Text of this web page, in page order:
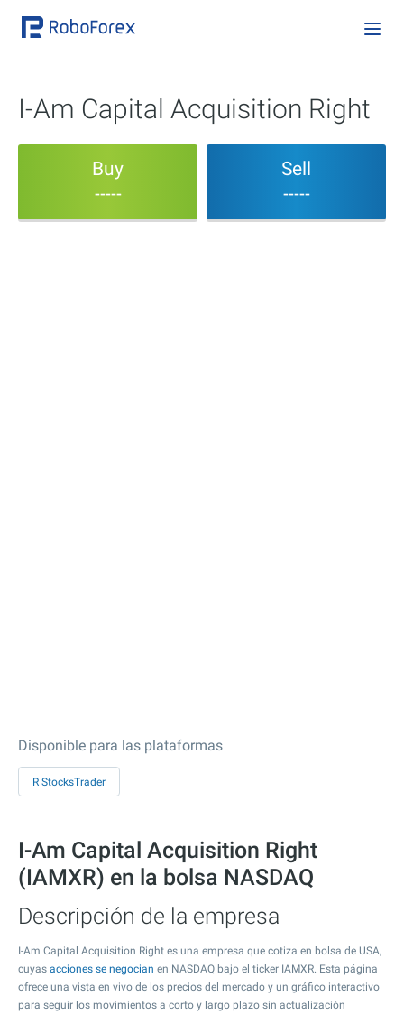
I-Am Capital Acquisition Right
Buy
-----
Sell
-----
Disponible para las plataformas
R StocksTrader
I-Am Capital Acquisition Right
(IAMXR) en la bolsa NASDAQ
Descripción de la empresa
I-Am Capital Acquisition Right es una empresa que cotiza en bolsa de USA,
cuyas acciones se negocian en NASDAQ bajo el ticker IAMXR. Esta página
ofrece una vista en vivo de los precios del mercado y un gráfico interactivo
para seguir los movimientos a corto y largo plazo sin actualización